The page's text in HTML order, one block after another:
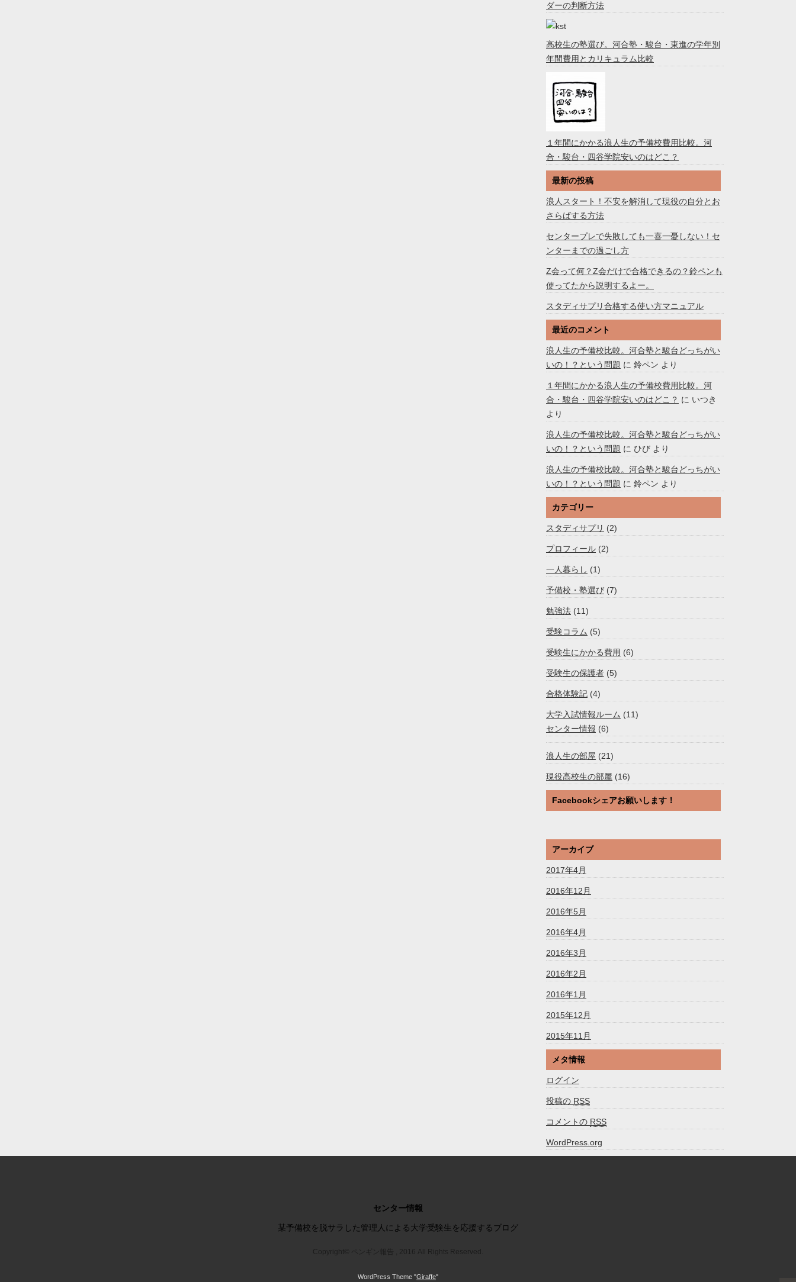
ダーの判断方法
高校生の塾選び。河合塾・駿台・東進の学年別
年間費用とカリキュラム比較
１年間にかかる浪人生の予備校費用比較。河
合・駿台・四谷学院安いのはどこ？
最新の投稿
浪人スタート！不安を解消して現役の自分とお
さらばする方法
センタープレで失敗しても一喜一憂しない！セ
ンターまでの過ごし方
Z会って何？Z会だけで合格できるの？鈴ペンも
使ってたから説明するよー。
スタディサプリ合格する使い方マニュアル
最近のコメント
浪人生の予備校比較。河合塾と駿台どっちがい
いの！？という問題 に 鈴ペン より
１年間にかかる浪人生の予備校費用比較。河
合・駿台・四谷学院安いのはどこ？ に いつき
より
浪人生の予備校比較。河合塾と駿台どっちがい
いの！？という問題 に ひび より
浪人生の予備校比較。河合塾と駿台どっちがい
いの！？という問題 に 鈴ペン より
カテゴリー
スタディサプリ (2)
プロフィール (2)
一人暮らし (1)
予備校・塾選び (7)
勉強法 (11)
受験コラム (5)
受験生にかかる費用 (6)
受験生の保護者 (5)
合格体験記 (4)
大学入試情報ルーム (11)
センター情報 (6)
浪人生の部屋 (21)
現役高校生の部屋 (16)
Facebookシェアお願いします！
アーカイブ
2017年4月
2016年12月
2016年5月
2016年4月
2016年3月
2016年2月
2016年1月
2015年12月
2015年11月
メタ情報
ログイン
投稿の RSS
コメントの RSS
WordPress.org
センター情報
某予備校を脱サラした管理人による大学受験生を応援するブログ
Copyright© ペンギン報告 , 2016 All Rights Reserved.
WordPress Theme "Giraffe"